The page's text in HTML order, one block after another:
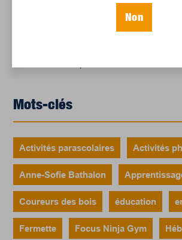
Mots-clés
Activités parascolaires Activités
Anne-Sofie Bathalon
Coureurs des bois éducation
Fermette Focus Ninja Gym
Non